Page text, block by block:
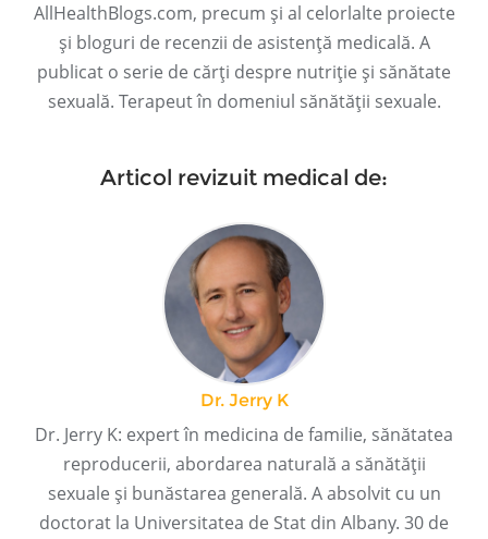
AllHealthBlogs.com, precum și al celorlalte proiecte
și bloguri de recenzii de asistență medicală. A
publicat o serie de cărți despre nutriție și sănătate
sexuală. Terapeut în domeniul sănătății sexuale.
Articol revizuit medical de:
Dr. Jerry K
Dr. Jerry K: expert în medicina de familie, sănătatea
reproducerii, abordarea naturală a sănătății
sexuale și bunăstarea generală. A absolvit cu un
doctorat la Universitatea de Stat din Albany. 30 de